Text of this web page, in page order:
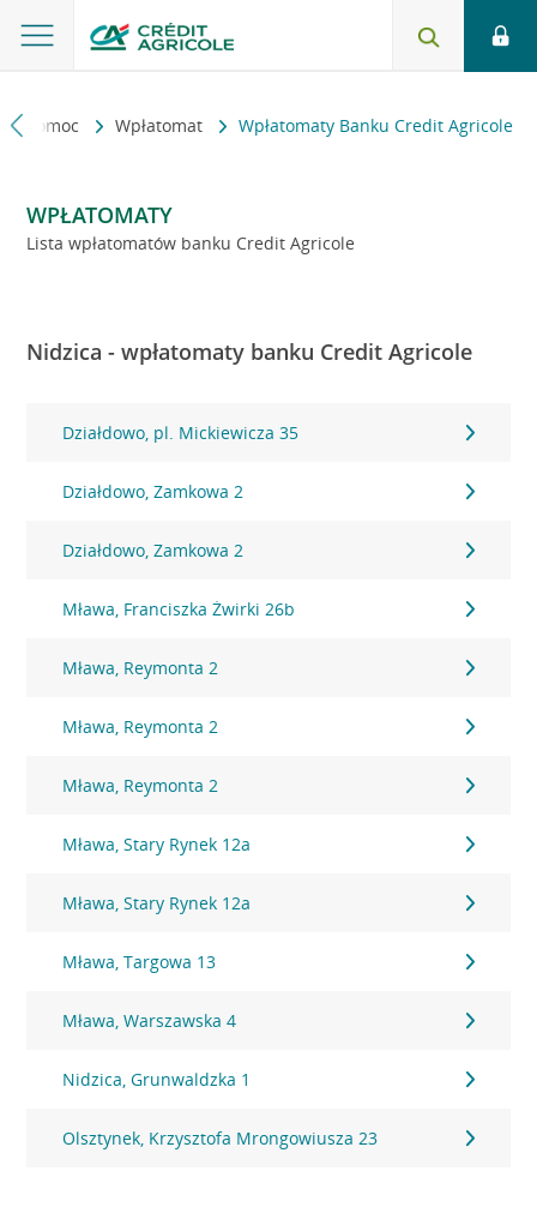
i pomoc Wpłatomat Wpłatomaty Banku Credit Agricole
WPŁATOMATY
Lista wpłatomatów banku Credit Agricole
Nidzica - wpłatomaty banku Credit Agricole
Działdowo, pl. Mickiewicza 35
Działdowo, Zamkowa 2
Działdowo, Zamkowa 2
Mława, Franciszka Żwirki 26b
Mława, Reymonta 2
Mława, Reymonta 2
Mława, Reymonta 2
Mława, Stary Rynek 12a
Mława, Stary Rynek 12a
Mława, Targowa 13
Mława, Warszawska 4
Nidzica, Grunwaldzka 1
Olsztynek, Krzysztofa Mrongowiusza 23